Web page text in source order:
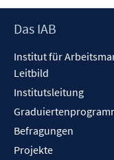
Footer
Das IAB
Institut für
Leitbild
Institutsleitung
Befragungen
Projekte